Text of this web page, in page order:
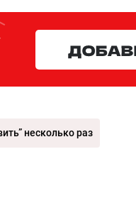
несколько раз